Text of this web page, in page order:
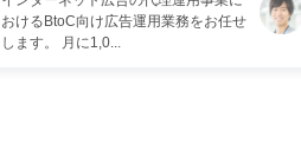
おけるBtoC向け広告運用業務をお任せ
します。 月に1,0...